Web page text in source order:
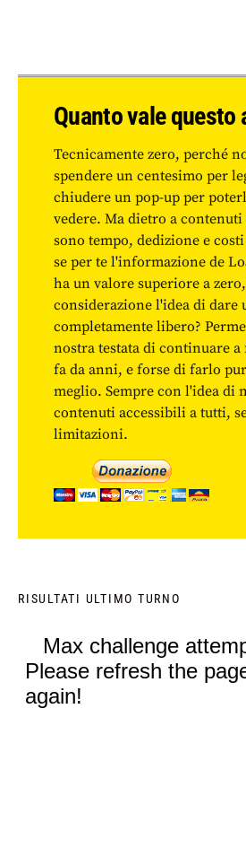
Quanto vale questo
Tecnicamente zero, perché
spendere un centesimo per
chiudere un pop-up per
vedere. Ma dietro a
sono tempo, dedizione e
se per te l'informazione de
ha un valore superiore a
considerazione l'idea di dare
completamente libero?
nostra testata di continuare
fa da anni, e forse di farlo
meglio. Sempre con l'idea di
contenuti accessibili a tutti,
limitazioni.
RISULTATI ULTIMO TURNO